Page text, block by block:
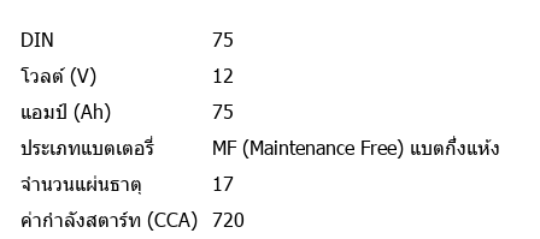
DIN
75
โวลต์ (V)
12
แอมป์ (Ah)
75
ประเภทแบตเตอรี่
MF (Maintenance Free) แบตกึ่งแห้ง
จำนวนแผ่นธาตุ
17
ค่ากำลังสตาร์ท (CCA) 720